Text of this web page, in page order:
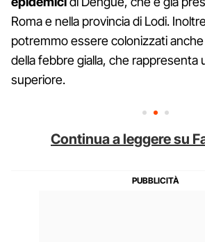
Roma e nella provincia di Lodi.
potremmo essere colonizzati anche
della febbre gialla, che rappresenta
superiore.
Continua a leggere su